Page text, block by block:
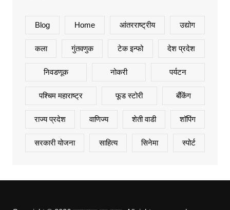
Blog Home आंतरराष्ट्रीय उद्योग
कला गुंतवणुक टेक इन्फो देश प्रदेश
निवडणूक नोकरी पर्यटन
पश्चिम महाराष्ट्र फूड स्टोरी बँकिंग
राज्य प्रदेश वाणिज्य शेती वाडी शॉपिंग
सरकारी योजना साहित्य सिनेमा स्पोर्ट